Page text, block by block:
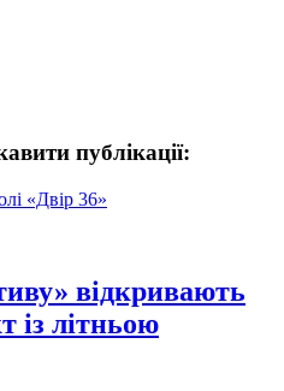
публікації:
відкривають
із літньою